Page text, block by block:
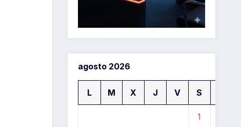
agosto 2026
L M X J V S
1